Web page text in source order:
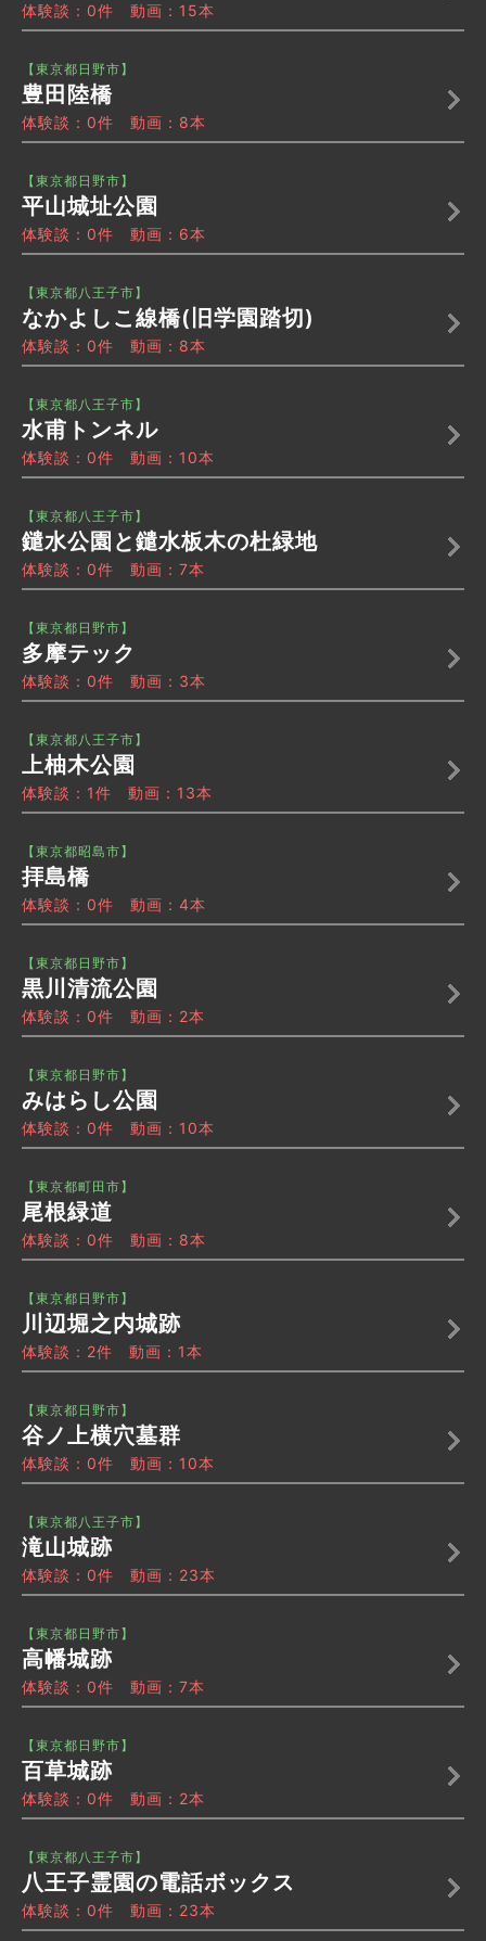
体験談：0件 動画：15本
【東京都日野市】
豊田陸橋
体験談：0件 動画：8本
【東京都日野市】
平山城址公園
体験談：0件 動画：6本
【東京都八王子市】
なかよしこ線橋(旧学園踏切)
体験談：0件 動画：8本
【東京都八王子市】
水甫トンネル
体験談：0件 動画：10本
【東京都八王子市】
鑓水公園と鑓水板木の杜緑地
体験談：0件 動画：7本
【東京都日野市】
多摩テック
体験談：0件 動画：3本
【東京都八王子市】
上柚木公園
体験談：1件 動画：13本
【東京都昭島市】
拝島橋
体験談：0件 動画：4本
【東京都日野市】
黒川清流公園
体験談：0件 動画：2本
【東京都日野市】
みはらし公園
体験談：0件 動画：10本
【東京都町田市】
尾根緑道
体験談：0件 動画：8本
【東京都日野市】
川辺堀之内城跡
体験談：2件 動画：1本
【東京都日野市】
谷ノ上横穴墓群
体験談：0件 動画：10本
【東京都八王子市】
滝山城跡
体験談：0件 動画：23本
【東京都日野市】
高幡城跡
体験談：0件 動画：7本
【東京都日野市】
百草城跡
体験談：0件 動画：2本
【東京都八王子市】
八王子霊園の電話ボックス
体験談：0件 動画：23本